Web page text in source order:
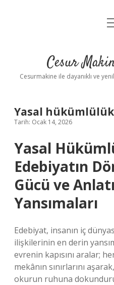
Cesur
Cesurmakine ile dayanıklı ve
Yasal
Tarih: Ocak 14, 2026
Yasal
Edebiyatın
Gücü ve
Yansımaları
Edebiyat, insanın iç
ilişkilerinin en derin
evrenin kapısını aralar;
mekânın sınırlarını
okurun ruhuna